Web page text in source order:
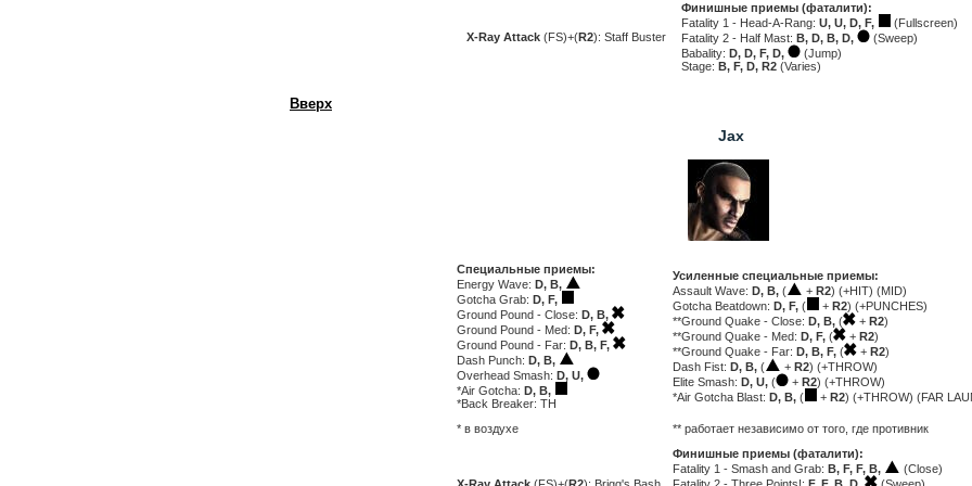
X-Ray Attack(FS)+(R2): Staff Buster
Финишные приемы (фаталити):
Fatality 1 - Head-A-Rang: U, U, D, F,
(Fullscreen)
Fatality 2 - Half Mast: B, D, B, D,
(Sweep)
Babality: D, D, F, D,
(Jump)
Stage: B, F, D, R2(Varies)
Вверх
Jax
Специальные приемы:
Energy Wave: D, B,
Gotcha Grab: D, F,
Ground Pound - Close: D, B,
Ground Pound - Med: D, F,
Ground Pound - Far: D, B, F,
Dash Punch: D, B,
Overhead Smash: D, U,
*Air Gotcha: D, B,
*Back Breaker: TH
Усиленные специальные приемы:
Assault Wave: D, B, ( + R2) (+HIT) (MID)
Gotcha Beatdown: D, F, ( + R2) (+PUNCHES)
**Ground Quake - Close: D, B, ( + R2)
**Ground Quake - Med: D, F, ( + R2)
**Ground Quake - Far: D, B, F, ( + R2)
Dash Fist: D, B, ( + R2) (+THROW)
Elite Smash: D, U, ( + R2) (+THROW)
*Air Gotcha Blast: D, B, ( + R2) (+THROW) (FAR
* в воздухе ** работает независимо от того, где противник
Финишные приемы (фаталити):
Fatality 1 - Smash and Grab: B, F, F, B,
(Close)